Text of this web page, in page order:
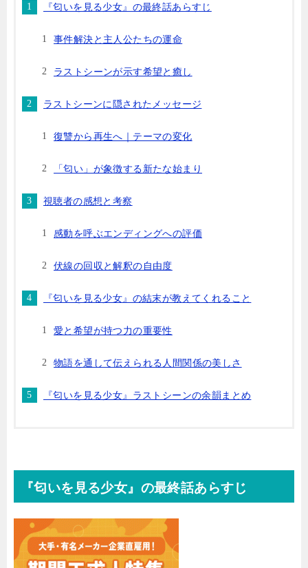
『匂いを見る少女』の最終話あらすじ
事件解決と主人公たちの運命
ラストシーンが示す希望と癒し
ラストシーンに隠されたメッセージ
復讐から再生へ｜テーマの変化
「匂い」が象徴する新たな始まり
視聴者の感想と考察
感動を呼ぶエンディングへの評価
伏線の回収と解釈の自由度
『匂いを見る少女』の結末が教えてくれること
愛と希望が持つ力の重要性
物語を通して伝えられる人間関係の美しさ
『匂いを見る少女』ラストシーンの余韻まとめ
『匂いを見る少女』の最終話あらすじ